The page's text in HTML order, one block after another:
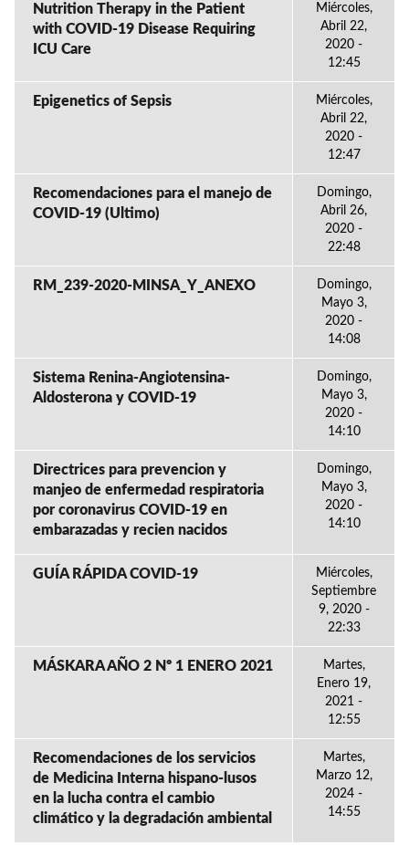
Nutrition Therapy in the Patient
with COVID-19 Disease Requiring
ICU Care
Miércoles,
Abril 22,
2020 -
12:45
Epigenetics of Sepsis
Miércoles,
Abril 22,
2020 -
12:47
Recomendaciones para el manejo de
COVID-19 (Ultimo)
Domingo,
Abril 26,
2020 -
22:48
RM_239-2020-MINSA_Y_ANEXO
Domingo,
Mayo 3,
2020 -
14:08
Sistema Renina-Angiotensina-
Aldosterona y COVID-19
Domingo,
Mayo 3,
2020 -
14:10
Directrices para prevencion y
manjeo de enfermedad respiratoria
por coronavirus COVID-19 en
embarazadas y recien nacidos
Domingo,
Mayo 3,
2020 -
14:10
GUÍA RÁPIDA COVID-19
Miércoles,
Septiembre
9, 2020 -
22:33
MÁSKARA AÑO 2 Nº 1 ENERO 2021
Martes,
Enero 19,
2021 -
12:55
Recomendaciones de los servicios
de Medicina Interna hispano-lusos
en la lucha contra el cambio
climático y la degradación ambiental
Martes,
Marzo 12,
2024 -
14:55